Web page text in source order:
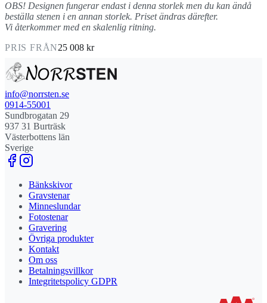
OBS! Designen fungerar endast i denna storlek men du kan ändå
beställa stenen i en annan storlek. Priset ändras därefter.
Vi återkommer med en skalenlig ritning.
PRIS FRÅN25 008 kr
info@norrsten.se
0914-55001
Sundbrogatan 29
937 31 Burträsk
Västerbottens län
Sverige
Bänkskivor
Gravstenar
Minneslundar
Fotostenar
Gravering
Övriga produkter
Kontakt
Om oss
Betalningsvillkor
Integritetspolicy GDPR